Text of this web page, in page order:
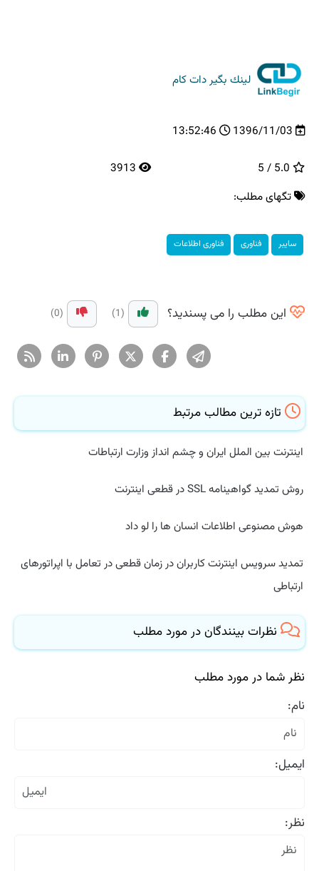
لینك بگیر دات كام
1396/11/03
13:52:46
تگهای مطلب:
سایبر فناوری فناوری اطلاعات
این مطلب را می پسندید؟ (1)
(0)
تازه ترین مطالب مرتبط
اینترنت بین الملل ایران و چشم انداز وزارت ارتباطات
روش تمدید گواهینامه SSL در قطعی اینترنت
هوش مصنوعی اطلاعات انسان ها را لو داد
تمدید سرویس اینترنت کاربران در زمان قطعی در تعامل با اپراتورهای
ارتباطی
نظرات بینندگان در مورد مطلب
نظر شما در مورد مطلب
نام:
ایمیل:
نظر: